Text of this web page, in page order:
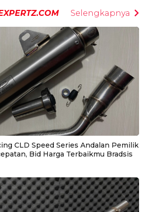
Selengkapnya
CLD Speed Series Andalan Pemilik
Bid Harga Terbaikmu Bradsis